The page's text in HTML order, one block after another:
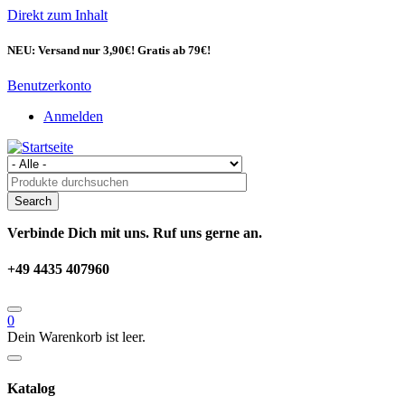
Direkt zum Inhalt
NEU: Versand nur 3,90€! Gratis ab 79€!
Benutzerkonto
Anmelden
Verbinde Dich mit uns. Ruf uns gerne an.
+49 4435 407960
0
Dein Warenkorb ist leer.
Katalog